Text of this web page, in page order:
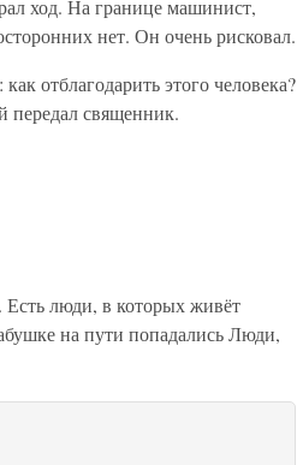
ход. На границе машинист,
нет. Он очень рисковал.
отблагодарить этого человека?
передал священник.
Есть люди, в которых живёт
на пути попадались Люди,